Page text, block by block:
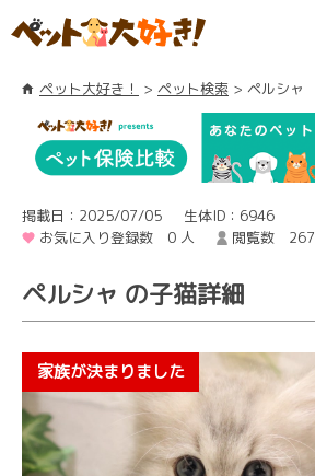
ペット大好き！ ペット検索 ペルシャ
掲載日：2025/07/05
生体ID：6946
お気に入り登録数 0 人
閲覧数 267
ペルシャ の子猫詳細